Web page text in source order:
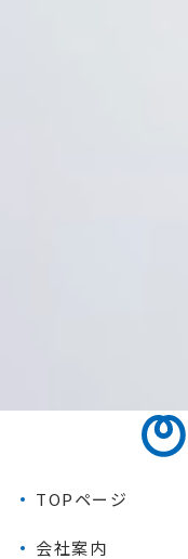
TOPページ
会社案内